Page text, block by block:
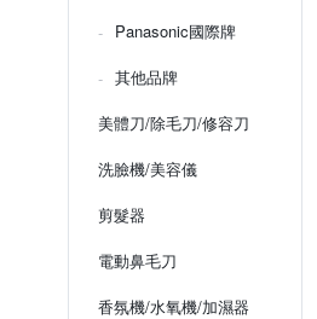
Panasonic國際牌
其他品牌
美體刀/除毛刀/修容刀
洗臉機/美容儀
剪髮器
電動鼻毛刀
香氛機/水氧機/加濕器